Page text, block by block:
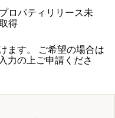
プロパティリリース未
得
ます。 ご希望の場合は
力の上ご申請くださ